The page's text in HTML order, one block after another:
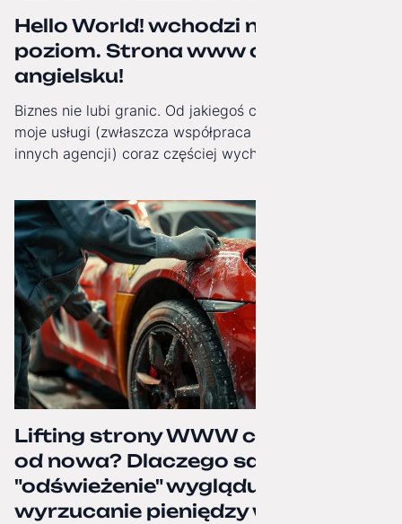
Hello World! wchodzi na wyższy
poziom. Strona www oficjalnie po
angielsku!
Biznes nie lubi granic. Od jakiegoś czasu obserwuję, jak
moje usługi (zwłaszcza współpraca White-Label dla
innych agencji) coraz częściej wychodzą poza Polskę.
angielską wersję językową!
Lifting strony WWW czy budowa
od nowa? Dlaczego samo
"odświeżenie" wyglądu to często
wyrzucanie pieniędzy w błoto.